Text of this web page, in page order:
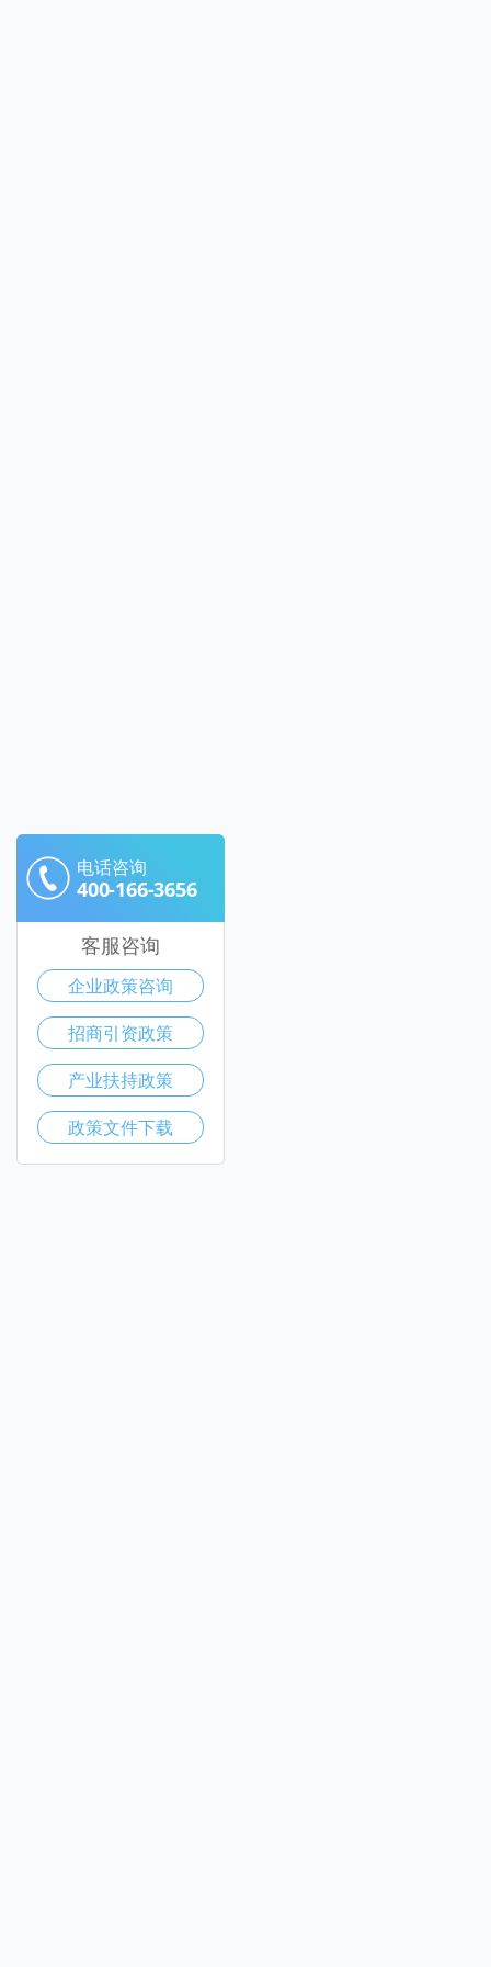
电话咨询
400-166-3656
客服咨询
企业政策咨询
招商引资政策
产业扶持政策
政策文件下载